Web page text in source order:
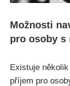
Možnosti
pro osoby s
Existuje
příjem pro